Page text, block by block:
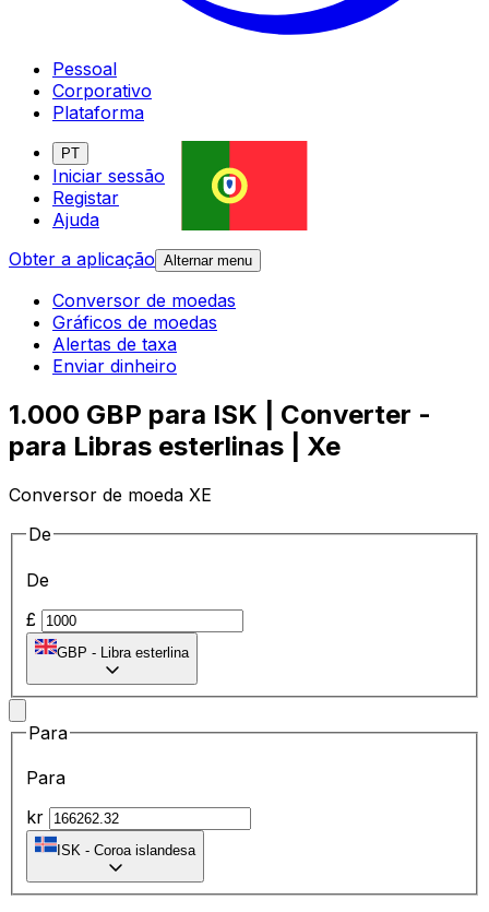
Pessoal
Corporativo
Plataforma
PT
Iniciar sessão
Registar
Ajuda
Obter a aplicação Alternar menu
Conversor de moedas
Gráficos de moedas
Alertas de taxa
Enviar dinheiro
1.000 GBP para ISK | Converter -
para Libras esterlinas | Xe
Conversor de moeda XE
De
De
£
GBP - Libra esterlina
Para
Para
kr
ISK - Coroa islandesa